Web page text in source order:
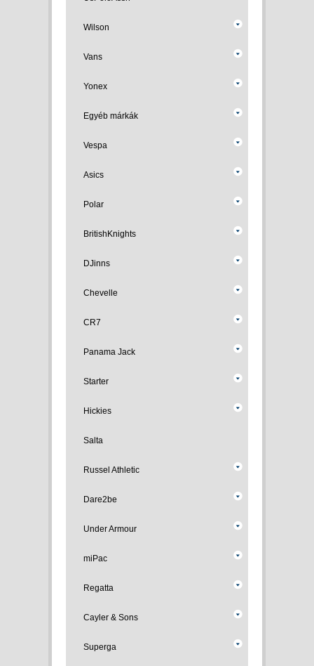
Wilson
Vans
Yonex
Egyéb márkák
Vespa
Asics
Polar
BritishKnights
DJinns
Chevelle
CR7
Panama Jack
Starter
Hickies
Salta
Russel Athletic
Dare2be
Under Armour
miPac
Regatta
Cayler & Sons
Superga